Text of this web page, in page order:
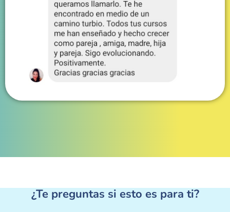
¿Te preguntas si esto es para ti?